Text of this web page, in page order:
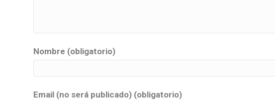
Nombre (obligatorio)
Email (no será publicado) (obligatorio)